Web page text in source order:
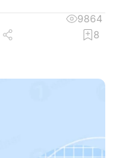
9864
8